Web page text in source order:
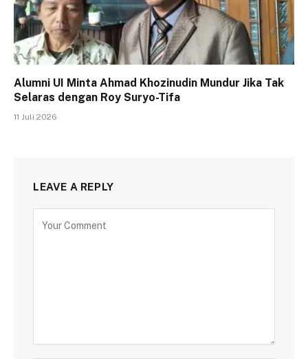
Alumni UI Minta Ahmad Khozinudin Mundur Jika Tak
Selaras dengan Roy Suryo-Tifa
11 Juli 2026
LEAVE A REPLY